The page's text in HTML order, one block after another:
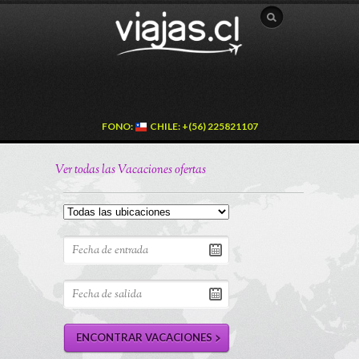
FONO: CHILE: +(56) 225821107
Ver todas las Vacaciones ofertas